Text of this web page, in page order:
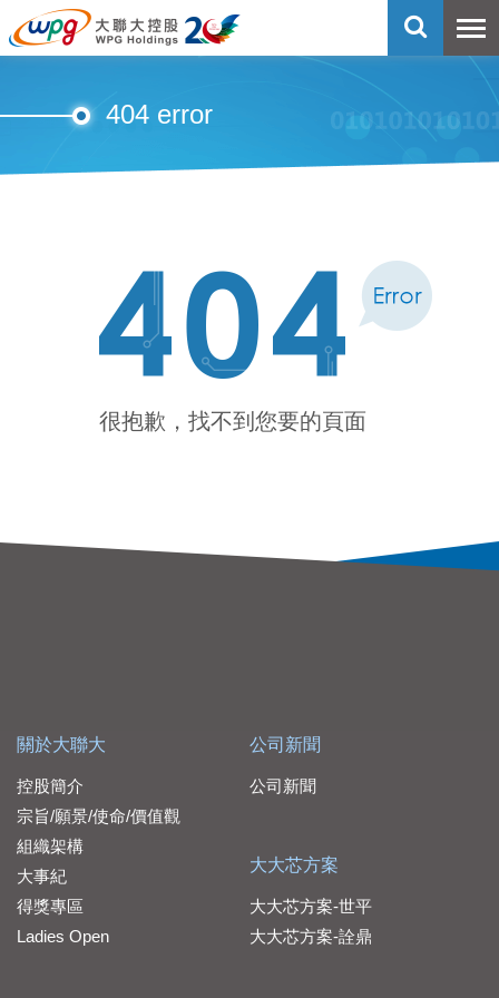
404 error
很抱歉，找不到您要的頁面
關於大聯大
控股簡介
宗旨/願景/使命/價值觀
組織架構
大事紀
得獎專區
Ladies Open
公司新聞
公司新聞
大大芯方案
大大芯方案-世平
大大芯方案-詮鼎